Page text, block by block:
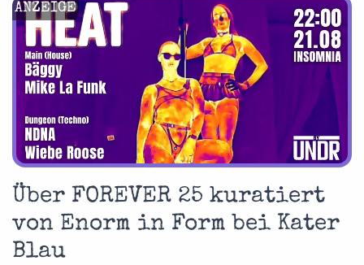
ANZEIGE
Über FOREVER 25 kuratiert
von Enorm in Form bei Kater
Blau